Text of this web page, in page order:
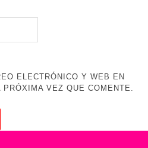
ELECTRÓNICO Y WEB EN
PRÓXIMA VEZ QUE COMENTE.